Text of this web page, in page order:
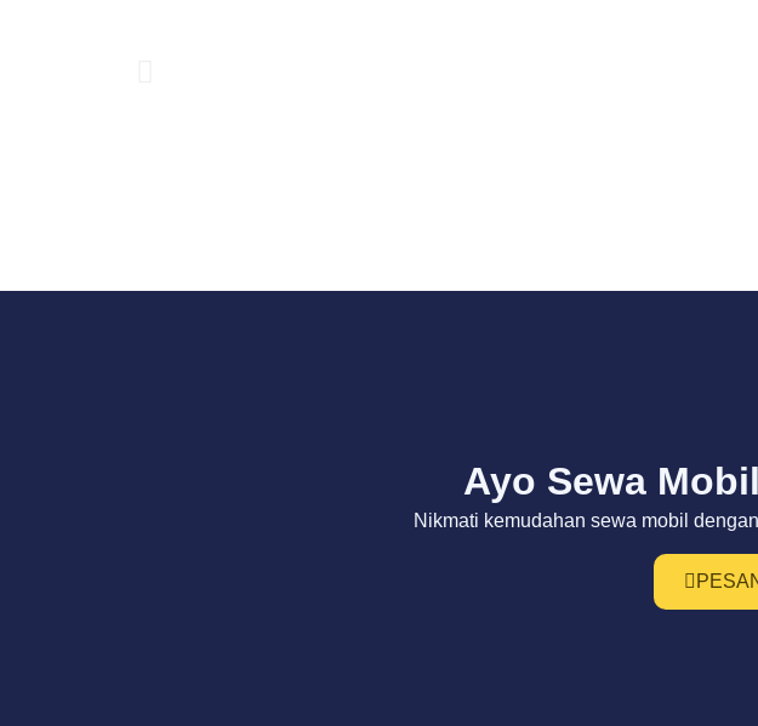
Ayo Sewa
Nikmati kemudahan sewa mobil